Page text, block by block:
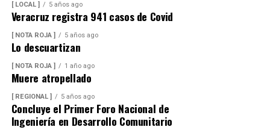
[ LOCAL ] 5 años ago
Veracruz registra 941 casos de Covid
[ NOTA ROJA ] 5 años ago
Lo descuartizan
[ NOTA ROJA ] 1 año ago
Muere atropellado
[ REGIONAL ] 5 años ago
Concluye el Primer Foro Nacional de
Ingeniería en Desarrollo Comunitario